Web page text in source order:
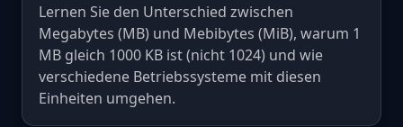
Lernen Sie den Unterschied zwischen
Megabytes (MB) und Mebibytes (MiB), warum 1
MB gleich 1000 KB ist (nicht 1024) und wie
verschiedene Betriebssysteme mit diesen
Einheiten umgehen.